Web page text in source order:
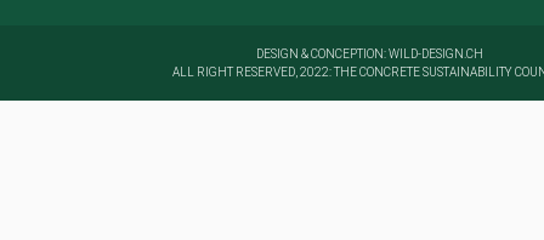
DESIGN & CONCEPTION:WILD-DESIGN.CH
ALL RIGHT RESERVED, 2022: THE CONCRETE SUSTAINABILITY